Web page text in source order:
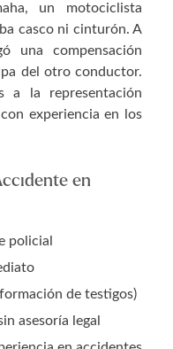
un motociclista
casco ni cinturón. A
una compensación
del otro conductor.
a la representación
experiencia en los
en
policial
de testigos)
asesoría legal